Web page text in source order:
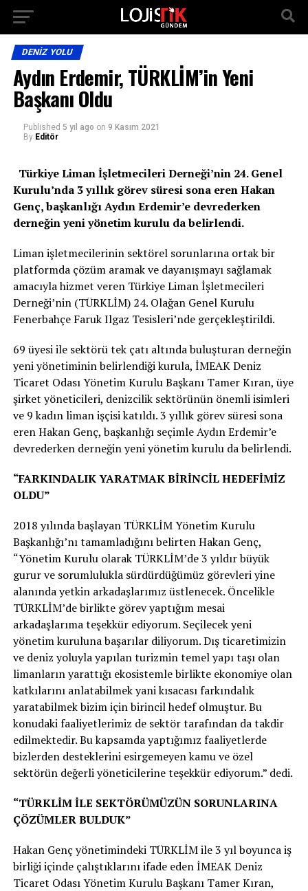
DENIZ YOLU
Aydın Erdemir, TÜRKLİM’in Yeni
Başkanı Oldu
Published 5 yıl ago on 9 Kasım 2021
By Editör
Türkiye Liman İşletmecileri Derneği’nin 24. Genel
Kurulu’nda 3 yıllık görev süresi sona eren Hakan
Genç, başkanlığı Aydın Erdemir’e devrederken
derneğin yeni yönetim kurulu da belirlendi.
Liman işletmecilerinin sektörel sorunlarına ortak bir
platformda çözüm aramak ve dayanışmayı sağlamak
amacıyla hizmet veren Türkiye Liman İşletmecileri
Derneği’nin (TÜRKLİM) 24. Olağan Genel Kurulu
Fenerbahçe Faruk Ilgaz Tesisleri’nde gerçekleştirildi.
69 üyesi ile sektörü tek çatı altında buluşturan derneğin
yeni yönetiminin belirlendiği kurula, İMEAK Deniz
Ticaret Odası Yönetim Kurulu Başkanı Tamer Kıran, üye
şirket yöneticileri, denizcilik sektörünün önemli isimleri
ve 9 kadın liman işçisi katıldı. 3 yıllık görev süresi sona
eren Hakan Genç, başkanlığı seçimle Aydın Erdemir’e
devrederken derneğin yeni yönetim kurulu da belirlendi.
“FARKINDALIK YARATMAK BİRİNCİL HEDEFİMİZ
OLDU”
2018 yılında başlayan TÜRKLİM Yönetim Kurulu
Başkanlığı’nı tamamladığını belirten Hakan Genç,
“Yönetim Kurulu olarak TÜRKLİM’de 3 yıldır büyük
gurur ve sorumlulukla sürdürdüğümüz görevleri yine
alanında yetkin arkadaşlarımız üstlenecek. Öncelikle
TÜRKLİM’de birlikte görev yaptığım mesai
arkadaşlarıma teşekkür ediyorum. Seçilecek yeni
yönetim kuruluna başarılar diliyorum. Dış ticaretimizin
ve deniz yoluyla yapılan turizmin temel yapı taşı olan
limanların yarattığı ekosistemle birlikte ekonomiye olan
katkılarını anlatabilmek yani kısacası farkındalık
yaratabilmek bizim için birincil hedef olmuştur. Bu
konudaki faaliyetlerimiz de sektör tarafından da takdir
edilmektedir. Bu kapsamda yaptığımız faaliyetlerde
bizlerden desteklerini esirgemeyen kamu ve özel
sektörün değerli yöneticilerine teşekkür ediyorum.” dedi.
“TÜRKLİM İLE SEKTÖRÜMÜZÜN SORUNLARINA
ÇÖZÜMLER BULDUK”
Hakan Genç yönetimindeki TÜRKLİM ile 3 yıl boyunca iş
birliği içinde çalıştıklarını ifade eden İMEAK Deniz
Ticaret Odası Yönetim Kurulu Başkanı Tamer Kıran,